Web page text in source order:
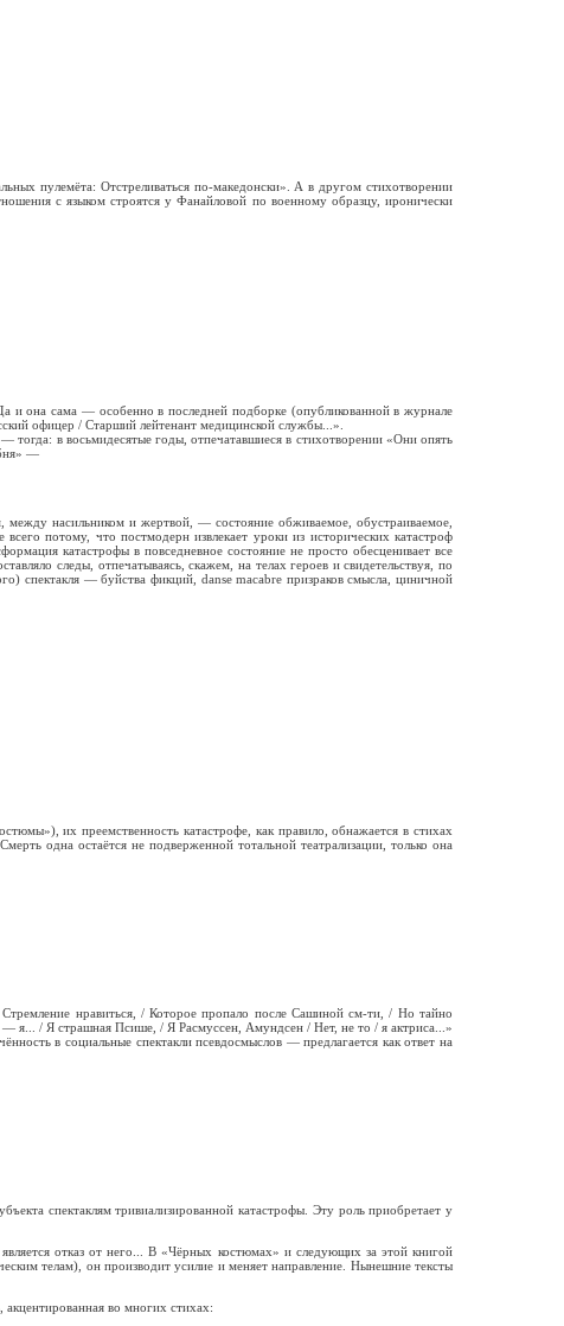
пулемёта: Отстреливаться по-македонски». А в другом стихотворении
с языком строятся у Фанайловой по военному образцу, иронически
и она сама — особенно в последней подборке (опубликованной в журнале
офицер / Старший лейтенант медицинской службы...».
— тогда: в восьмидесятые годы, отпечатавшиеся в стихотворении «Они опять
—
насильником и жертвой, — состояние обживаемое, обустраиваемое,
потому, что постмодерн извлекает уроки из исторических катастроф
катастрофы в повседневное состояние не просто обесценивает все
следы, отпечатываясь, скажем, на телах героев и свидетельствуя, по
спектакля — буйства фикций, danse macabre призраков смысла, циничной
их преемственность катастрофе, как правило, обнажается в стихах
одна остаётся не подверженной тотальной театрализации, только она
Стремление нравиться, / Которое пропало после Сашиной см-ти, / Но тайно
я... / Я страшная Псише, / Я Расмуссен, Амундсен / Нет, не то / я актриса...»
в социальные спектакли псевдосмыслов — предлагается как ответ на
спектаклям тривиализированной катастрофы. Эту роль приобретает у
отказ от него... В «Чёрных костюмах» и следующих за этой книгой
телам), он производит усилие и меняет направление. Нынешние тексты
акцентированная во многих стихах: